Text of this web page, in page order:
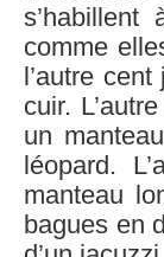
comme
l’autre
cuir.
un
léopard.
manteau
bagues en